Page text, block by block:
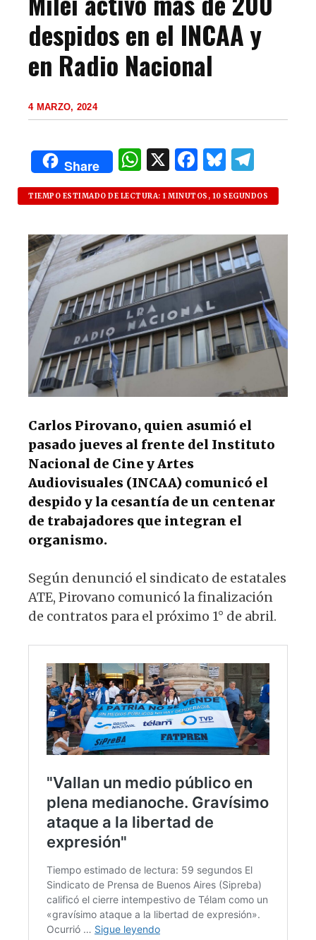
despidos en el INCAA y
en Radio Nacional
4 MARZO, 2024
Share
W
h
at
s
A
p
p
X F
a
c
e
b
o
o
k
B
lu
es
k
y
el
e
g
ra
m
TIEMPO ESTIMADO DE LECTURA: 1 MINUTOS, 10 SEGUNDOS
Carlos Pirovano, quien asumió el
pasado jueves al frente del Instituto
Nacional de Cine y Artes
Audiovisuales (INCAA) comunicó el
despido y la cesantía de un centenar
de trabajadores que integran el
organismo.
Según denunció el sindicato de estatales
ATE, Pirovano comunicó la finalización
de contratos para el próximo 1° de abril.